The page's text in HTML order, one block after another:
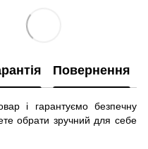
Повернення
і гарантуємо безпечну
обрати зручний для себе